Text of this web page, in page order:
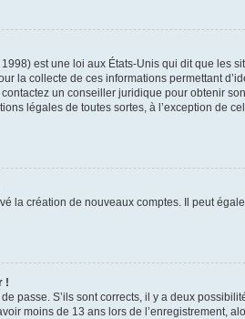
est une loi aux États-Unis qui dit que les
la collecte de ces informations permettant
un conseiller juridique pour obtenir
légales de toutes sortes, à l’exception de
la création de nouveaux comptes. Il peut
!
passe. S’ils sont corrects, il y a deux
moins de 13 ans lors de